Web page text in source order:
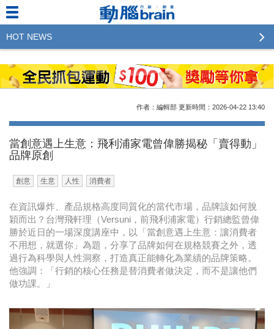
作者：編輯部 更新時間：2026-04-22 13:40
當創意遇上生意：飛利浦家電曾偉勝揭秘「賣得動」
品牌原創
創意 生意 人性 消費者
在資訊爆炸、產品規格高度同質化的當代市場，品牌該如何脫
穎而出？台灣飛軒理（Versuni，前飛利浦家電）行銷總監曾偉
勝於近日的一場深度講座中，以「當創意遇上生意：讓消費者
不用想，就選你」為題，分享了品牌如何在規格競賽之外，透
過行為科學與人性洞察，打造真正能轉化為業績的品牌策略。
他強調：「行銷的核心任務是替消費者做決定，而不是讓他們
做功課。」
HOT NEWS
2023行銷傳播傑出貢獻獎 啟動徵件！期許參賽作品
更創新及具影響力
2022行銷傳播傑出貢獻獎得獎名單揭曉，近400位行
LINE 推出「AI 肖像」新功能 體驗專業棚拍的高質
感美照
2023台灣民生快消品牌排行 14億次國民消費揭曉品
牌足跡贏家
域動行銷公布人事異動
CSD中衛營運長張德成：中衛跳脫框架 玩出口罩新
時尚
金獎的代價 牛恆泰：沒人知道我失去什麼！